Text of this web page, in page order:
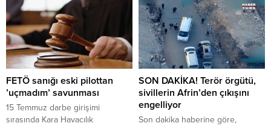
Münbiç’in de Rakka’nın da, Fırat’ın
doğusunun da terör örgütü
PKK/YPG’den temizleneceğini
ABD’li yetkililere iletmişti.
FETÖ sanığı eski pilottan
’uçmadım’ savunması
15 Temmuz darbe girişimi
sırasında Kara Havacılık
SON DAKİKA! Terör örgütü,
sivillerin Afrin’den çıkışını
engelliyor
Son dakika haberine göre,